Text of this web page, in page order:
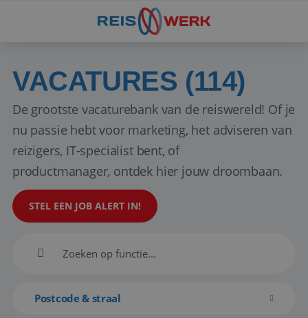
VACATURES (114)
De grootste vacaturebank van de reiswereld! Of je
nu passie hebt voor marketing, het adviseren van
reizigers, IT-specialist bent, of
productmanager, ontdek hier jouw droombaan.
STEL EEN JOB ALERT IN!
Postcode & straal